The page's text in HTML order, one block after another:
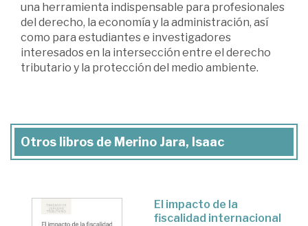
una herramienta indispensable para profesionales
del derecho, la economía y la administración, así
como para estudiantes e investigadores
interesados en la intersección entre el derecho
tributario y la protección del medio ambiente.
Otros libros de Merino Jara, Isaac
El impacto de la
fiscalidad internacional